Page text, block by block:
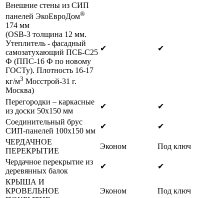
Внешние стены из СИП
панелей ЭкоЕвроДом®
174 мм
(OSB-3 толщина 12 мм.
Утеплитель - фасадный
самозатухающий ПСБ-С25
Ф (ППС-16 Ф по новому
ГОСТу). Плотность 16-17
кг/м3 Мосстрой-31 г.
Москва)
✔ ✔
Перегородки – каркасные
из доски 50х150 мм
✔
✔
Соединительный брус
СИП-панелей 100х150 мм
✔
✔
ЧЕРДАЧНОЕ
ПЕРЕКРЫТИЕ
Эконом
Под ключ
Чердачное перекрытие из
деревянных балок
✔
✔
КРЫША И
КРОВЕЛЬНОЕ
Эконом Под ключ